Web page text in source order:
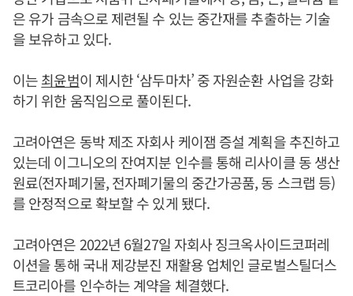
은 유가 금속으로 제련될 수 있는 중간재를 추출하는 기술
을 보유하고 있다.
이는최윤범이 제시한 ‘삼두마차’ 중 자원순환 사업을 강화
하기 위한 움직임으로 풀이된다.
고려아연은 동박 제조 자회사 케이잼 증설 계획을 추진하고
있는데 이그니오의 잔여지분 인수를 통해 리사이클 동 생산
원료(전자폐기물, 전자폐기물의 중간가공품, 동 스크랩 등)
를 안정적으로 확보할 수 있게 됐다.
고려아연은 2022년 6월27일 자회사 징크옥사이드코퍼레
이션을 통해 국내 제강분진 재활용 업체인 글로벌스틸더스
트코리아를 인수하는 계약을 체결했다.